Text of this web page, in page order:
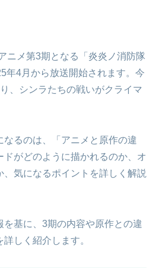
ニメ第3期となる「炎炎ノ消防隊
年4月から放送開始されます。今
、シンラたちの戦いがクライマ
なるのは、「アニメと原作の違
がどのように描かれるのか、オ
、気になるポイントを詳しく解説
を基に、3期の内容や原作との違
しく紹介します。